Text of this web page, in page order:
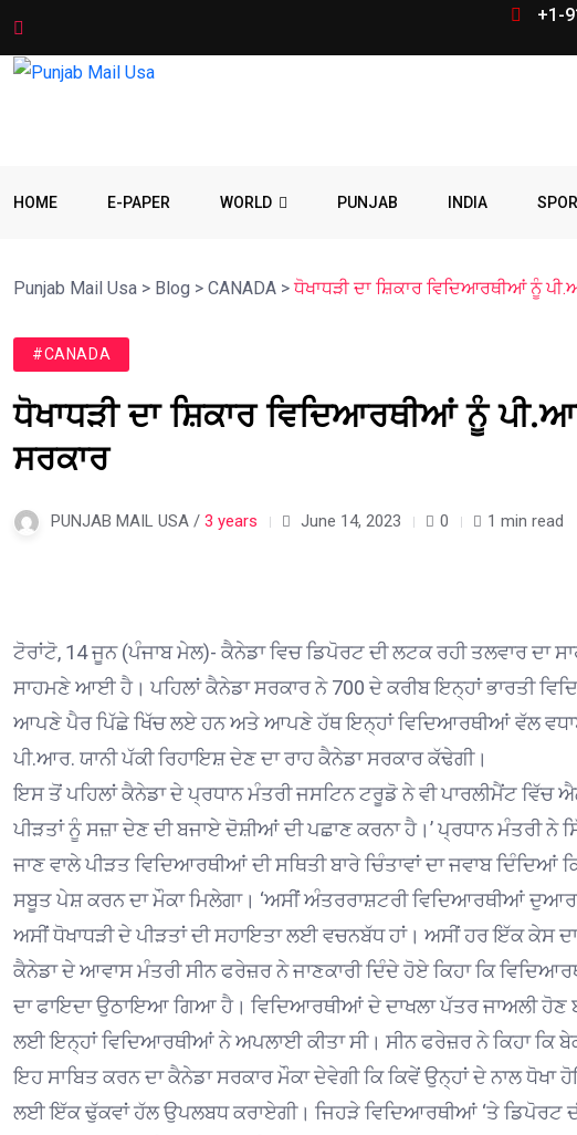
+1-
HOME E-PAPER WORLD PUNJAB INDIA
Punjab Mail Usa > Blog > CANADA >ਧੋਖਾਧੜੀ ਦਾ ਸ਼ਿਕਾਰ ਵਿਦਿਆਰਥੀਆਂ ਨੂੰ
#CANADA
ਧੋਖਾਧੜੀ ਦਾ ਸ਼ਿਕਾਰ ਵਿਦਿਆਰਥੀਆਂ ਨੂੰ
ਸਰਕਾਰ
PUNJAB MAIL USA / 3 years June 14, 2023 0 1 min read
ਟੋਰਾਂਟੋ, 14 ਜੂਨ (ਪੰਜਾਬ ਮੇਲ)- ਕੈਨੇਡਾ ਵਿਚ ਡਿਪੋਰਟ ਦੀ ਲਟਕ ਰਹੀ ਤਲਵਾਰ ਦਾ
ਸਾਹਮਣੇ ਆਈ ਹੈ। ਪਹਿਲਾਂ ਕੈਨੇਡਾ ਸਰਕਾਰ ਨੇ 700 ਦੇ ਕਰੀਬ ਇਨ੍ਹਾਂ ਭਾਰਤੀ
ਆਪਣੇ ਪੈਰ ਪਿੱਛੇ ਖਿੱਚ ਲਏ ਹਨ ਅਤੇ ਆਪਣੇ ਹੱਥ ਇਨ੍ਹਾਂ ਵਿਦਿਆਰਥੀਆਂ ਵੱਲ ਵਧਾਏ
ਪੀ.ਆਰ. ਯਾਨੀ ਪੱਕੀ ਰਿਹਾਇਸ਼ ਦੇਣ ਦਾ ਰਾਹ ਕੈਨੇਡਾ ਸਰਕਾਰ ਕੱਢੇਗੀ।
ਇਸ ਤੋਂ ਪਹਿਲਾਂ ਕੈਨੇਡਾ ਦੇ ਪ੍ਰਧਾਨ ਮੰਤਰੀ ਜਸਟਿਨ ਟਰੂਡੋ ਨੇ ਵੀ ਪਾਰਲੀਮੈਂਟ ਵਿੱਚ
ਪੀੜਤਾਂ ਨੂੰ ਸਜ਼ਾ ਦੇਣ ਦੀ ਬਜਾਏ ਦੋਸ਼ੀਆਂ ਦੀ ਪਛਾਣ ਕਰਨਾ ਹੈ।’ ਪ੍ਰਧਾਨ ਮੰਤਰੀ
ਜਾਣ ਵਾਲੇ ਪੀੜਤ ਵਿਦਿਆਰਥੀਆਂ ਦੀ ਸਥਿਤੀ ਬਾਰੇ ਚਿੰਤਾਵਾਂ ਦਾ ਜਵਾਬ
ਸਬੂਤ ਪੇਸ਼ ਕਰਨ ਦਾ ਮੌਕਾ ਮਿਲੇਗਾ। ‘ਅਸੀਂ ਅੰਤਰਰਾਸ਼ਟਰੀ ਵਿਦਿਆਰਥੀਆਂ
ਅਸੀਂ ਧੋਖਾਧੜੀ ਦੇ ਪੀੜਤਾਂ ਦੀ ਸਹਾਇਤਾ ਲਈ ਵਚਨਬੱਧ ਹਾਂ। ਅਸੀਂ ਹਰ ਇੱਕ ਕੇਸ
ਕੈਨੇਡਾ ਦੇ ਆਵਾਸ ਮੰਤਰੀ ਸੀਨ ਫਰੇਜ਼ਰ ਨੇ ਜਾਣਕਾਰੀ ਦਿੰਦੇ ਹੋਏ ਕਿਹਾ ਕਿ
ਦਾ ਫਾਇਦਾ ਉਠਾਇਆ ਗਿਆ ਹੈ। ਵਿਦਿਆਰਥੀਆਂ ਦੇ ਦਾਖਲਾ ਪੱਤਰ ਜਾਅਲੀ ਹੋਣ
ਲਈ ਇਨ੍ਹਾਂ ਵਿਦਿਆਰਥੀਆਂ ਨੇ ਅਪਲਾਈ ਕੀਤਾ ਸੀ। ਸੀਨ ਫਰੇਜ਼ਰ ਨੇ ਕਿਹਾ ਕਿ
ਇਹ ਸਾਬਿਤ ਕਰਨ ਦਾ ਕੈਨੇਡਾ ਸਰਕਾਰ ਮੌਕਾ ਦੇਵੇਗੀ ਕਿ ਕਿਵੇਂ ਉਨ੍ਹਾਂ ਦੇ ਨਾਲ
ਲਈ ਇੱਕ ਢੁੱਕਵਾਂ ਹੱਲ ਉਪਲਬਧ ਕਰਾਏਗੀ। ਜਿਹੜੇ ਵਿਦਿਆਰਥੀਆਂ ‘ਤੇ ਡਿਪੋਰਟ